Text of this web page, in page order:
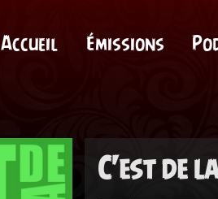
Accueil Émissions
C'est de